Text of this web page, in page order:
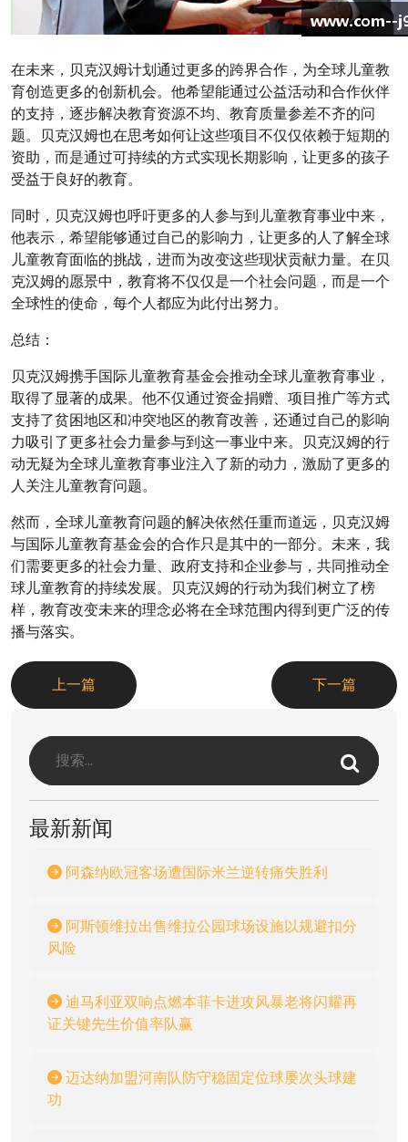
在未来，贝克汉姆计划通过更多的跨界合作，为全球儿童教
育创造更多的创新机会。他希望能通过公益活动和合作伙伴
的支持，逐步解决教育资源不均、教育质量参差不齐的问
题。贝克汉姆也在思考如何让这些项目不仅仅依赖于短期的
资助，而是通过可持续的方式实现长期影响，让更多的孩子
受益于良好的教育。
同时，贝克汉姆也呼吁更多的人参与到儿童教育事业中来，
他表示，希望能够通过自己的影响力，让更多的人了解全球
儿童教育面临的挑战，进而为改变这些现状贡献力量。在贝
克汉姆的愿景中，教育将不仅仅是一个社会问题，而是一个
全球性的使命，每个人都应为此付出努力。
总结：
贝克汉姆携手国际儿童教育基金会推动全球儿童教育事业，
取得了显著的成果。他不仅通过资金捐赠、项目推广等方式
支持了贫困地区和冲突地区的教育改善，还通过自己的影响
力吸引了更多社会力量参与到这一事业中来。贝克汉姆的行
动无疑为全球儿童教育事业注入了新的动力，激励了更多的
人关注儿童教育问题。
然而，全球儿童教育问题的解决依然任重而道远，贝克汉姆
与国际儿童教育基金会的合作只是其中的一部分。未来，我
们需要更多的社会力量、政府支持和企业参与，共同推动全
球儿童教育的持续发展。贝克汉姆的行动为我们树立了榜
样，教育改变未来的理念必将在全球范围内得到更广泛的传
播与落实。
上一篇 下一篇
最新新闻
阿森纳欧冠客场遭国际米兰逆转痛失胜利
阿斯顿维拉出售维拉公园球场设施以规避扣分
风险
迪马利亚双响点燃本菲卡进攻风暴老将闪耀再
证关键先生价值率队赢
迈达纳加盟河南队防守稳固定位球屡次头球建
功